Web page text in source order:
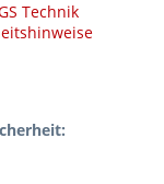
Technik